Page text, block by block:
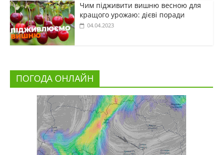
Чим підживити вишню весною для
кращого урожаю: дієві поради
04.04.2023
ПОГОДА ОНЛАЙН